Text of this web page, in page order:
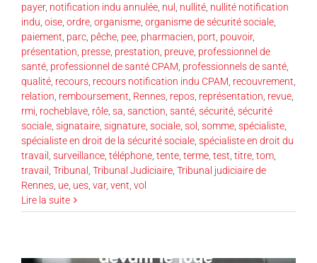
payer, notification indu annulée nul nullité nullité notification
indu oise ordre organisme organisme de sécurité sociale
paiement parc pêche pee pharmacien port pouvoir,
présentation presse prestation preuve professionnel de
santé professionnel de santé CPAM professionnels de santé
qualité recours recours notification indu CPAM recouvrement
relation remboursement Rennes repos représentation revue
rmi rocheblave rôle sa sanction santé sécurité sécurité
sociale signataire signature sociale sol somme spécialiste
spécialiste en droit de la sécurité sociale spécialiste en droit du
travail
surveillance téléphone tente terme test titre tom
travail
Tribunal Tribunal Judiciaire Tribunal judiciaire de
Rennes ue ues var, vent vol
Lire la suite